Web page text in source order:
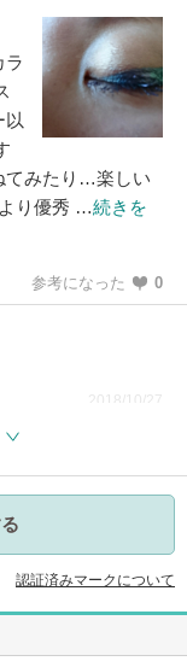
ラ
以
てみたり…楽しい
り優秀 …続きを
参考になった 0
2018/10/27
認証済みマークについて